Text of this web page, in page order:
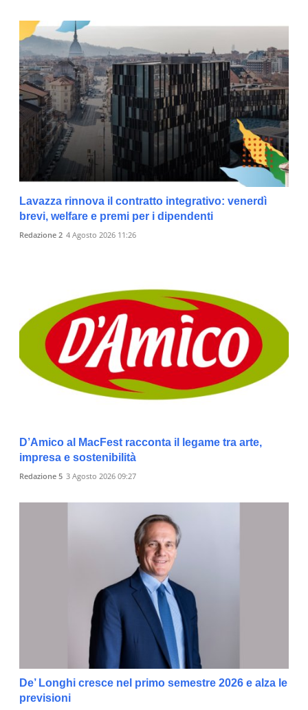
Lavazza rinnova il contratto integrativo: venerdì
brevi, welfare e premi per i dipendenti
Redazione 2 4 Agosto 2026 11:26
D’Amico al MacFest racconta il legame tra arte,
impresa e sostenibilità
Redazione 5 3 Agosto 2026 09:27
De’ Longhi cresce nel primo semestre 2026 e alza le
previsioni